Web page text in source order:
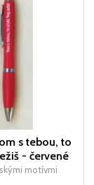
s tebou, to
- červené
motívmi